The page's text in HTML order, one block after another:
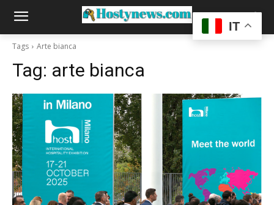
Tags Arte bianca
Tag: arte bianca
IT